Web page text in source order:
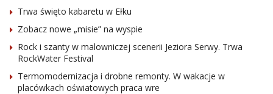
Trwa święto kabaretu w Ełku
Zobacz nowe „misie” na wyspie
Rock i szanty w malowniczej scenerii Jeziora Serwy. Trwa
RockWater Festival
Termomodernizacja i drobne remonty. W wakacje w
placówkach oświatowych praca wre